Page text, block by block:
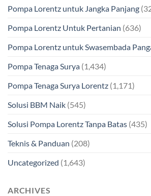
Pompa Lorentz untuk Jangka Panjang
Pompa Lorentz Untuk Pertanian (636)
Pompa Lorentz untuk Swasembada
Pompa Tenaga Surya (1,434)
Pompa Tenaga Surya Lorentz (1,171)
Solusi BBM Naik (545)
Solusi Pompa Lorentz Tanpa Batas (435)
Teknis & Panduan (208)
Uncategorized (1,643)
ARCHIVES